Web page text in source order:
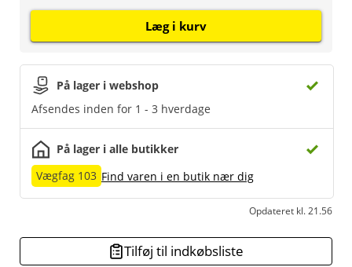
På lager i webshop
Afsendes inden for 1 - 3 hverdage
På lager i alle butikker
Vægfag 103 Find varen i en butik nær dig
Opdateret kl. 21.56
Læg i kurv
Tilføj til indkøbsliste